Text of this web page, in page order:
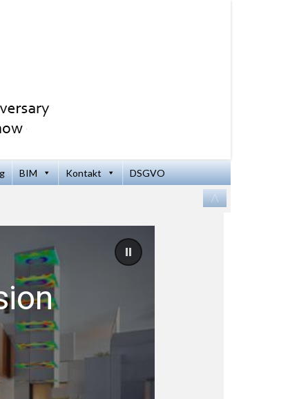
BIM Kontakt DSGVO
Zum
Inhalt
springen
/\